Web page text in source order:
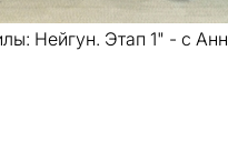
Нейгун. Этап 1" - с